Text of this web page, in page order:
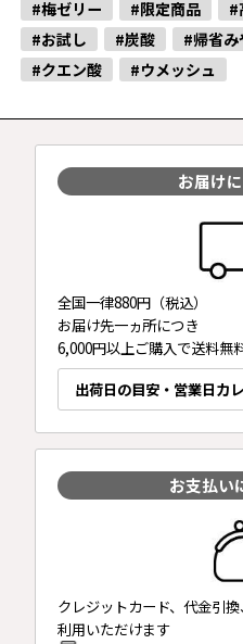
#梅ゼリー
#限定商品 #
#お試し
#炭酸 #帰省み
#クエン酸
#ウメッシュ
お届け
全国一律880円（税込）
お届け先一ヵ所につき
6,000円以上ご購入で送料無
出荷日の目安・営業日カ
お支払い
クレジットカード、代金引
利用いただけます